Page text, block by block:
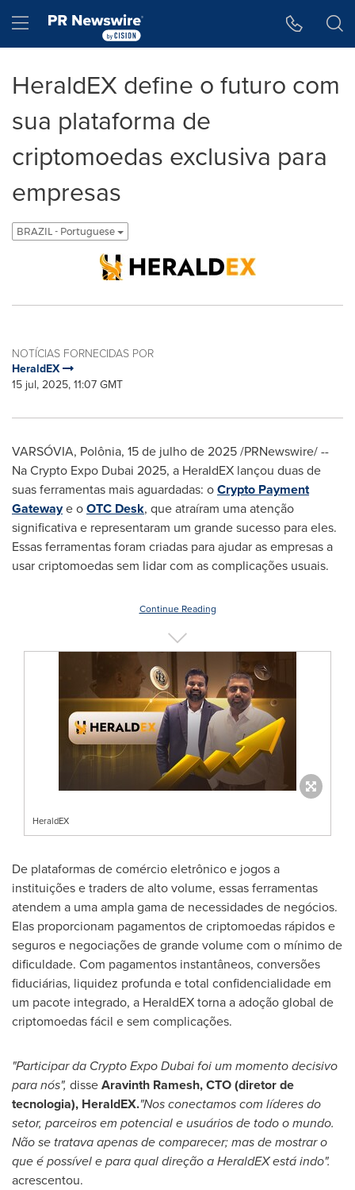
Hamburger menu
HeraldEX define o futuro com
sua plataforma de
criptomoedas exclusiva para
empresas
BRAZIL - Portuguese
NOTÍCIAS FORNECIDAS POR
HeraldEX
15 jul, 2025, 11:07 GMT
VARSÓVIA, Polônia, 15 de julho de 2025/PRNewswire/ --
Na Crypto Expo Dubai 2025, a HeraldEX lançou duas de
suas ferramentas mais aguardadas: oCrypto Payment
Gatewaye oOTC Desk, que atraíram uma atenção
significativa e representaram um grande sucesso para eles.
Essas ferramentas foram criadas para ajudar as empresas a
usar criptomoedas sem lidar com as complicações usuais.
Continue Reading
HeraldEX
De plataformas de comércio eletrônico e jogos a
instituições e traders de alto volume, essas ferramentas
atendem a uma ampla gama de necessidades de negócios.
Elas proporcionam pagamentos de criptomoedas rápidos e
seguros e negociações de grande volume com o mínimo de
dificuldade. Com pagamentos instantâneos, conversões
fiduciárias, liquidez profunda e total confidencialidade em
um pacote integrado, a HeraldEX torna a adoção global de
criptomoedas fácil e sem complicações.
"Participar da Crypto Expo Dubai foi um momento decisivo
para nós", disseAravinth Ramesh, CTO (diretor de
tecnologia), HeraldEX."Nos conectamos com líderes do
setor, parceiros em potencial e usuários de todo o mundo.
Não se tratava apenas de comparecer; mas de mostrar o
que é possível e para qual direção a HeraldEX está indo".
acrescentou.